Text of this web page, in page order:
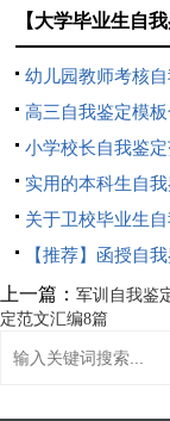
【大学毕业生自
幼儿园教师考核
高三自我鉴定模
小学校长自我鉴
实用的本科生自
编8篇
关于卫校毕业生
汇编六篇
【推荐】函授自
篇
上一篇： 军训自我鉴
定范文汇编8篇